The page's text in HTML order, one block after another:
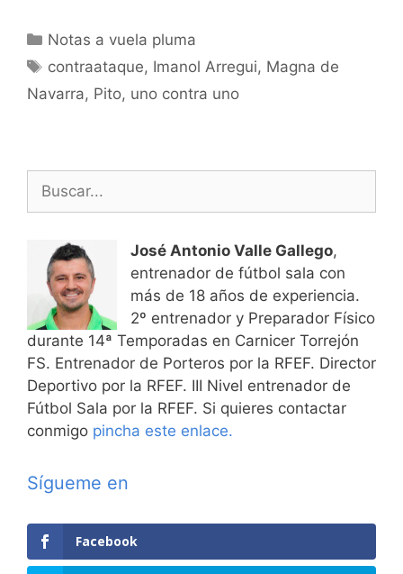
Categorías
Notas a vuela pluma
Etiquetas
contraataque, Imanol Arregui, Magna de
Navarra, Pito, uno contra uno
José Antonio Valle Gallego,
entrenador de fútbol sala con
más de 18 años de experiencia.
2º entrenador y Preparador Físico
durante 14ª Temporadas en Carnicer Torrejón
FS. Entrenador de Porteros por la RFEF. Director
Deportivo por la RFEF. III Nivel entrenador de
Fútbol Sala por la RFEF. Si quieres contactar
conmigo pincha este enlace.
Sígueme en
Facebook